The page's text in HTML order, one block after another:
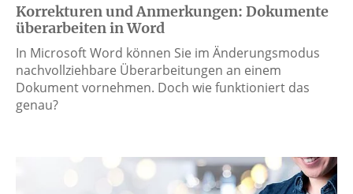
Korrekturen und Anmerkungen: Dokumente
überarbeiten in Word
In Microsoft Word können Sie im Änderungsmodus
nachvollziehbare Überarbeitungen an einem
Dokument vornehmen. Doch wie funktioniert das
genau?